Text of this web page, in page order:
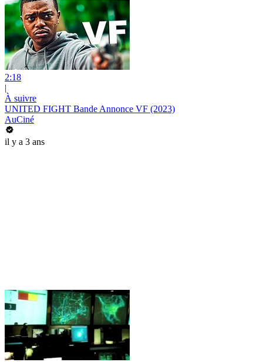
2:18
|
À suivre
UNITED FIGHT Bande Annonce VF (2023)
AuCiné
il y a 3 ans